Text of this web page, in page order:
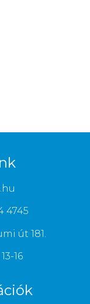
4745
út 181.
16